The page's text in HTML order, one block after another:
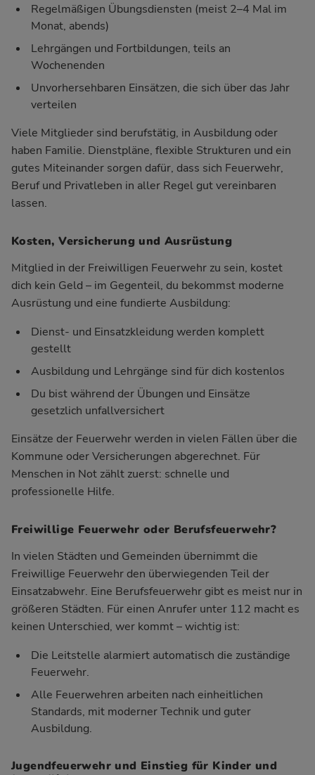
Regelmäßigen Übungsdiensten (meist 2–4 Mal im
Monat, abends)
Lehrgängen und Fortbildungen, teils an
Wochenenden
Unvorhersehbaren Einsätzen, die sich über das Jahr
verteilen
Viele Mitglieder sind berufstätig, in Ausbildung oder
haben Familie. Dienstpläne, flexible Strukturen und ein
gutes Miteinander sorgen dafür, dass sich Feuerwehr,
Beruf und Privatleben in aller Regel gut vereinbaren
lassen.
Kosten, Versicherung und Ausrüstung
Mitglied in der Freiwilligen Feuerwehr zu sein, kostet
dich kein Geld – im Gegenteil, du bekommst moderne
Ausrüstung und eine fundierte Ausbildung:
Dienst- und Einsatzkleidung werden komplett
gestellt
Ausbildung und Lehrgänge sind für dich kostenlos
Du bist während der Übungen und Einsätze
gesetzlich unfallversichert
Einsätze der Feuerwehr werden in vielen Fällen über die
Kommune oder Versicherungen abgerechnet. Für
Menschen in Not zählt zuerst: schnelle und
professionelle Hilfe.
Freiwillige Feuerwehr oder Berufsfeuerwehr?
In vielen Städten und Gemeinden übernimmt die
Freiwillige Feuerwehr den überwiegenden Teil der
Einsatzabwehr. Eine Berufsfeuerwehr gibt es meist nur in
größeren Städten. Für einen Anrufer unter 112 macht es
keinen Unterschied, wer kommt – wichtig ist:
Die Leitstelle alarmiert automatisch die zuständige
Feuerwehr.
Alle Feuerwehren arbeiten nach einheitlichen
Standards, mit moderner Technik und guter
Ausbildung.
Jugendfeuerwehr und Einstieg für Kinder und